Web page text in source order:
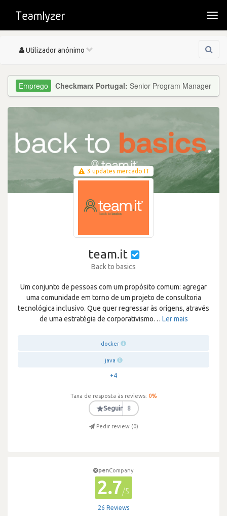
Toggle
Utilizador anónimo
Checkmarx Portugal: Senior Program Manager
3 updates mercado IT
team.it
Back to basics
Um conjunto de pessoas com um propósito comum: agregar
uma comunidade em torno de um projeto de consultoria
tecnológica inclusivo. Que quer regressar às origens, através
de uma estratégia de corporativismo… Ler mais
docker
java
+4
Taxa de resposta às reviews: 0%
★Seguir 8
Pedir review (0)
penCompany
2.7/5
26 Reviews